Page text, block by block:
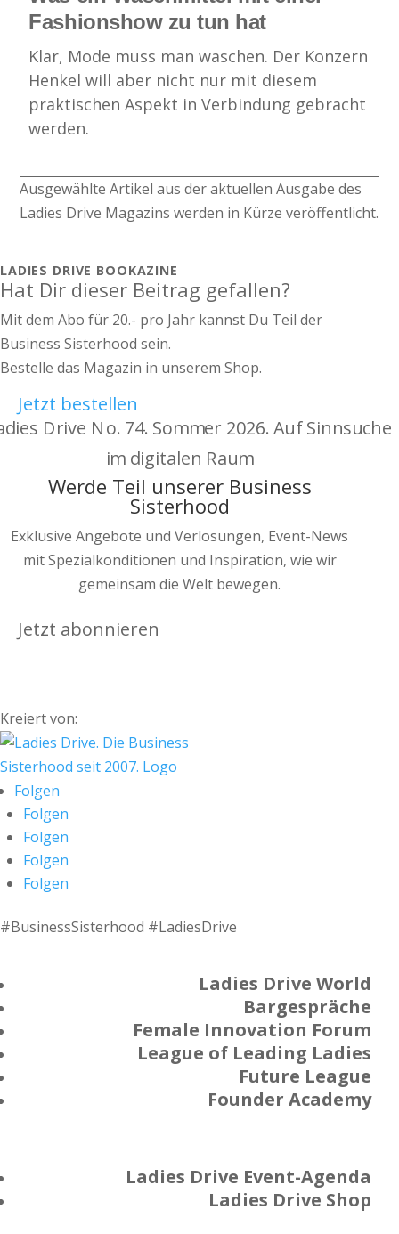
Fashionshow zu tun hat
Klar, Mode muss man waschen. Der Konzern
Henkel will aber nicht nur mit diesem
praktischen Aspekt in Verbindung gebracht
werden.
Ausgewählte Artikel aus der aktuellen Ausgabe des
Ladies Drive Magazins werden in Kürze veröffentlicht.
LADIES DRIVE BOOKAZINE
Hat Dir dieser Beitrag gefallen?
Mit dem Abo für 20.- pro Jahr kannst Du Teil der
Business Sisterhood sein.
Bestelle das Magazin in unserem Shop.
Jetzt bestellen
Werde Teil unserer Business
Sisterhood
Exklusive Angebote und Verlosungen, Event-News
mit Spezialkonditionen und Inspiration, wie wir
gemeinsam die Welt bewegen.
Jetzt abonnieren
Kreiert von:
Folgen
Folgen
Folgen
Folgen
Folgen
#BusinessSisterhood #LadiesDrive
Ladies Drive World
Bargespräche
Female Innovation Forum
League of Leading Ladies
Future League
Founder Academy
Ladies Drive Event-Agenda
Ladies Drive Shop